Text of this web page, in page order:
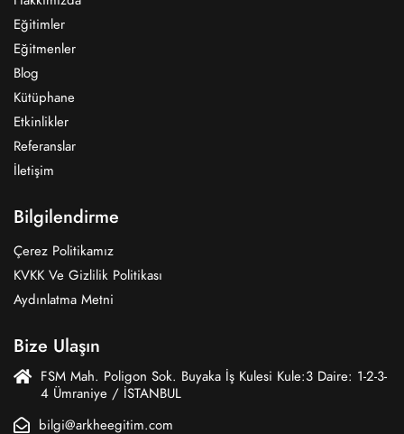
Eğitimler
Eğitmenler
Blog
Kütüphane
Etkinlikler
Referanslar
İletişim
Bilgilendirme
Çerez Politikamız
KVKK Ve Gizlilik Politikası
Aydınlatma Metni
Bize Ulaşın
FSM Mah. Poligon Sok. Buyaka İş Kulesi Kule:3 Daire: 1-2-3-
4 Ümraniye / İSTANBUL
bilgi@arkheegitim.com